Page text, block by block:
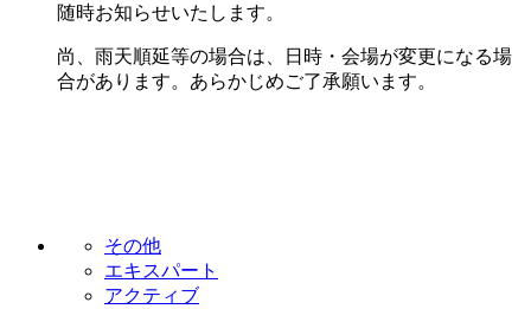
随時お知らせいたします。
尚、雨天順延等の場合は、日時・会場が変更になる場
合があります。あらかじめご了承願います。
その他
エキスパート
アクティブ